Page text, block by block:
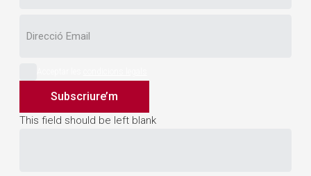
Subscriure’m
This field should be left blank